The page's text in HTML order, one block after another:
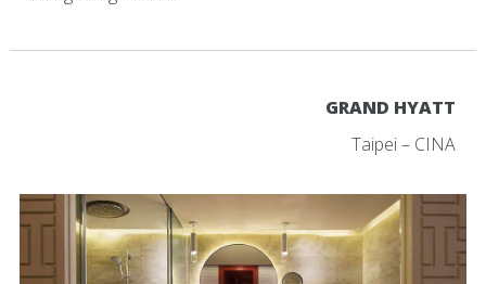
GRAND HYATT
Taipei – CINA